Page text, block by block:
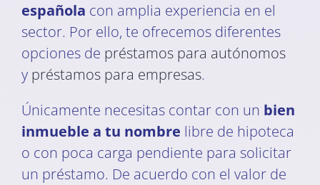
española con amplia experiencia en el
sector. Por ello, te ofrecemos diferentes
opciones de préstamos para autónomos
ypréstamos para empresas.
Únicamente necesitas contar con un bien
inmueble a tu nombre libre de hipoteca
o con poca carga pendiente para solicitar
un préstamo. De acuerdo con el valor de